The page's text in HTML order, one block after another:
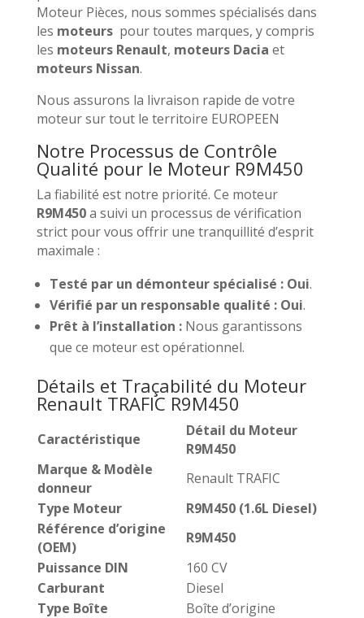
Moteur Pièces, nous sommes spécialisés dans
les moteurs pour toutes marques, y compris
les moteurs Renault, moteurs Dacia et
moteurs Nissan.
Nous assurons la livraison rapide de votre
moteur sur tout le territoire EUROPEEN
Notre Processus de Contrôle
Qualité pour le Moteur R9M450
La fiabilité est notre priorité. Ce moteur
R9M450a suivi un processus de vérification
strict pour vous offrir une tranquillité d’esprit
maximale :
Testé par un démonteur spécialisé : Oui.
Vérifié par un responsable qualité : Oui.
Prêt à l’installation :Nous garantissons
que ce moteur est opérationnel.
Détails et Traçabilité du Moteur
Renault TRAFIC R9M450
Caractéristique
Détail du Moteur
R9M450
Marque & Modèle
donneur
Renault TRAFIC
Type Moteur
R9M450 (1.6L Diesel)
Référence d’origine
(OEM)
R9M450
Puissance DIN
160 CV
Carburant
Diesel
Type Boîte
Boîte d’origine